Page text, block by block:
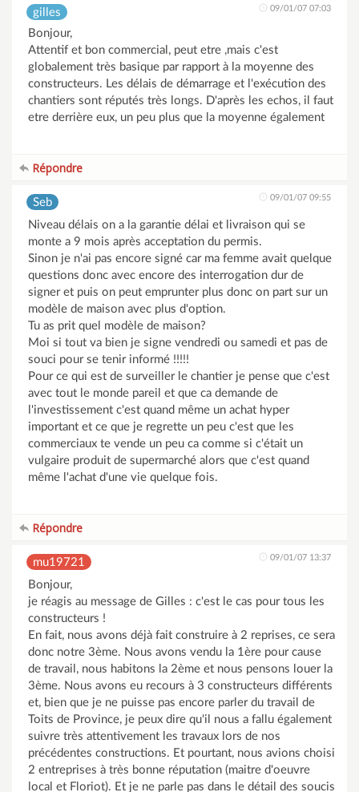
gilles 09/01/07 07:03
Bonjour,
Attentif et bon commercial, peut etre ,mais c'est
globalement très basique par rapport à la moyenne des
constructeurs. Les délais de démarrage et l'exécution des
chantiers sont réputés très longs. D'après les echos, il faut
etre derrière eux, un peu plus que la moyenne également
Répondre
Seb 09/01/07 09:55
Niveau délais on a la garantie délai et livraison qui se
monte a 9 mois après acceptation du permis.
Sinon je n'ai pas encore signé car ma femme avait quelque
questions donc avec encore des interrogation dur de
signer et puis on peut emprunter plus donc on part sur un
modèle de maison avec plus d'option.
Tu as prit quel modèle de maison?
Moi si tout va bien je signe vendredi ou samedi et pas de
souci pour se tenir informé !!!!!
Pour ce qui est de surveiller le chantier je pense que c'est
avec tout le monde pareil et que ca demande de
l'investissement c'est quand même un achat hyper
important et ce que je regrette un peu c'est que les
commerciaux te vende un peu ca comme si c'était un
vulgaire produit de supermarché alors que c'est quand
même l'achat d'une vie quelque fois.
Répondre
mu19721 09/01/07 13:37
Bonjour,
je réagis au message de Gilles : c'est le cas pour tous les
constructeurs !
En fait, nous avons déjà fait construire à 2 reprises, ce sera
donc notre 3ème. Nous avons vendu la 1ère pour cause
de travail, nous habitons la 2ème et nous pensons louer la
3ème. Nous avons eu recours à 3 constructeurs différents
et, bien que je ne puisse pas encore parler du travail de
Toits de Province, je peux dire qu'il nous a fallu également
suivre très attentivement les travaux lors de nos
précédentes constructions. Et pourtant, nous avions choisi
2 entreprises à très bonne réputation (maitre d'oeuvre
local et Floriot). Et je ne parle pas dans le détail des soucis